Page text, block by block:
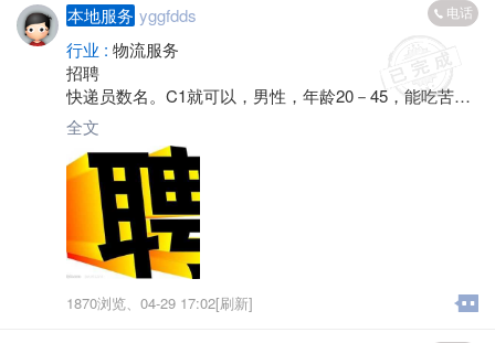
本地服务 yggfdds 电话
行业 : 物流服务
招聘
快递员数名。C1就可以，男性，年龄20－45，能吃苦耐
劳，待遇优厚，工资面谈，有经验者优先，有意者联系
黄先生
全文
1870浏览、 04-29 17:02[刷新]